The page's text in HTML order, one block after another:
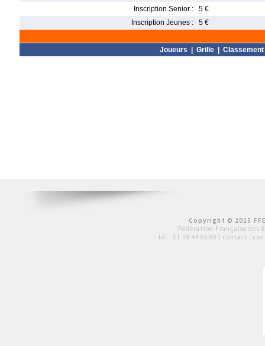
Inscription Senior :
5 €
Inscription Jeunes :
5 €
Joueurs Grille Classement
Copyright © 2015
Fédération Française des
tél : 01 39 44 65 80 | contact :